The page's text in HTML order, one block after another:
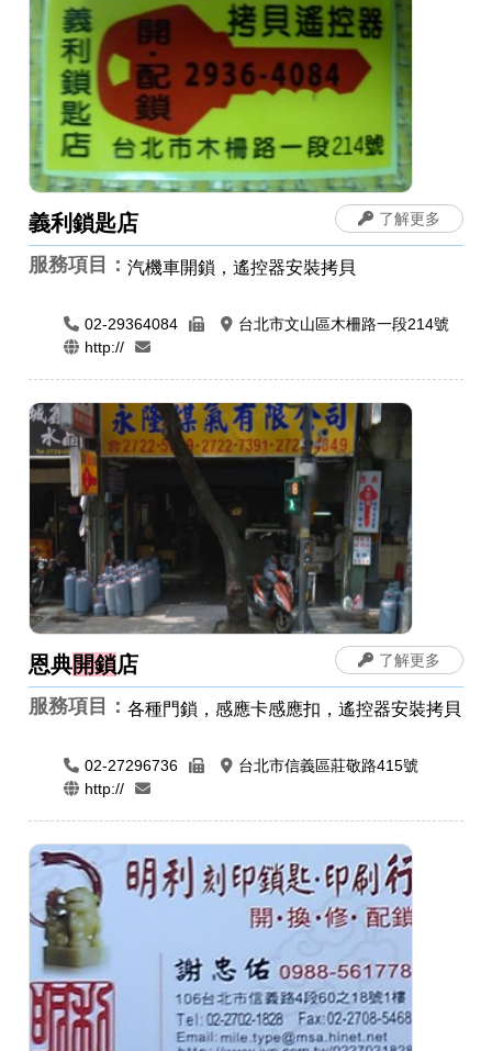
義利鎖匙店
服務項目：汽機車開鎖，遙控器安裝拷貝
02-29364084
台北市文山區木柵路一段214號
http://
了解更多
恩典開鎖店
服務項目：各種門鎖，感應卡感應扣，遙控器安裝拷貝
02-27296736
台北市信義區莊敬路415號
http://
了解更多